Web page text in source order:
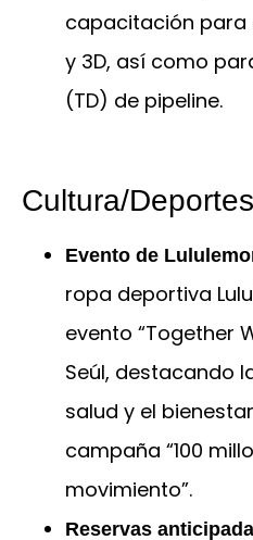
capacitación para
y 3D, así como
(TD) de pipeline.
Cultura/Deportes
Evento de
ropa deportiva
evento “Together
Seúl, destacando
salud y el
campaña “100
movimiento”.
Reservas